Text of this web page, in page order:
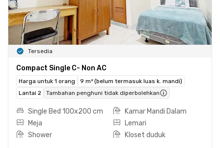
Tersedia
Compact Single C- Non AC
Harga untuk 1 orang
9 m² (belum termasuk luas k. mandi)
Lantai 2
Tambahan penghuni tidak diperbolehkan
Single Bed 100x200 cm
Kamar Mandi Dalam
Meja
Lemari
Shower
Kloset duduk